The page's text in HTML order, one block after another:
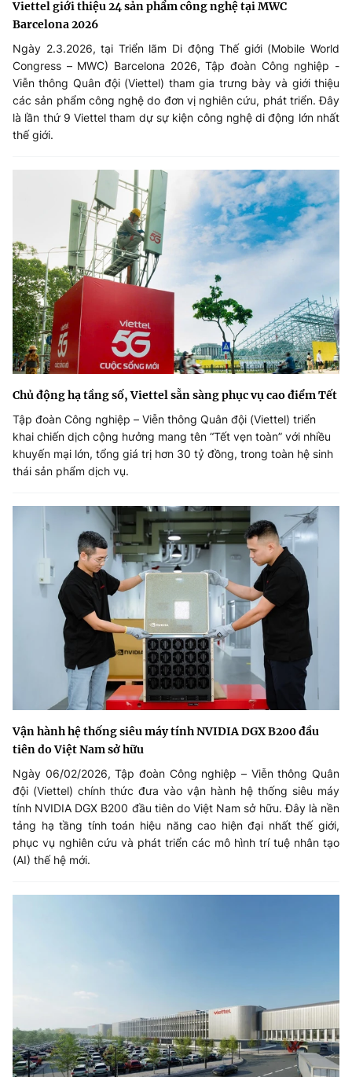
Viettel giới thiệu 24 sản phẩm công nghệ tại MWC
Barcelona 2026
Ngày 2.3.2026, tại Triển lãm Di động Thế giới (Mobile World
Congress – MWC) Barcelona 2026, Tập đoàn Công nghiệp -
Viễn thông Quân đội (Viettel) tham gia trưng bày và giới thiệu
các sản phẩm công nghệ do đơn vị nghiên cứu, phát triển. Đây
là lần thứ 9 Viettel tham dự sự kiện công nghệ di động lớn nhất
thế giới.
Chủ động hạ tầng số, Viettel sẵn sàng phục vụ cao điểm Tết
Tập đoàn Công nghiệp – Viễn thông Quân đội (Viettel) triển
khai chiến dịch cộng hưởng mang tên “Tết vẹn toàn” với nhiều
khuyến mại lớn, tổng giá trị hơn 30 tỷ đồng, trong toàn hệ sinh
thái sản phẩm dịch vụ.
Vận hành hệ thống siêu máy tính NVIDIA DGX B200 đầu
tiên do Việt Nam sở hữu
Ngày 06/02/2026, Tập đoàn Công nghiệp – Viễn thông Quân
đội (Viettel) chính thức đưa vào vận hành hệ thống siêu máy
tính NVIDIA DGX B200 đầu tiên do Việt Nam sở hữu. Đây là nền
tảng hạ tầng tính toán hiệu năng cao hiện đại nhất thế giới,
phục vụ nghiên cứu và phát triển các mô hình trí tuệ nhân tạo
(AI) thế hệ mới.